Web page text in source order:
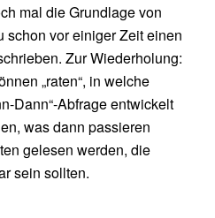
mal die Grundlage von
schon vor einiger Zeit einen
Zur Wiederholung:
„raten“, in welche
Dann“-Abfrage entwickelt
was dann passieren
gelesen werden, die
sein sollten.